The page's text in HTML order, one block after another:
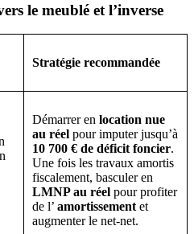
le meublé et l’inverse
Stratégie recommandée
Démarrer en location nue
au réel pour imputer jusqu’à
10 700 € de déficit foncier.
Une fois les travaux amortis
fiscalement, basculer en
LMNP au réel pour profiter
de l’ amortissement et
augmenter le net-net.